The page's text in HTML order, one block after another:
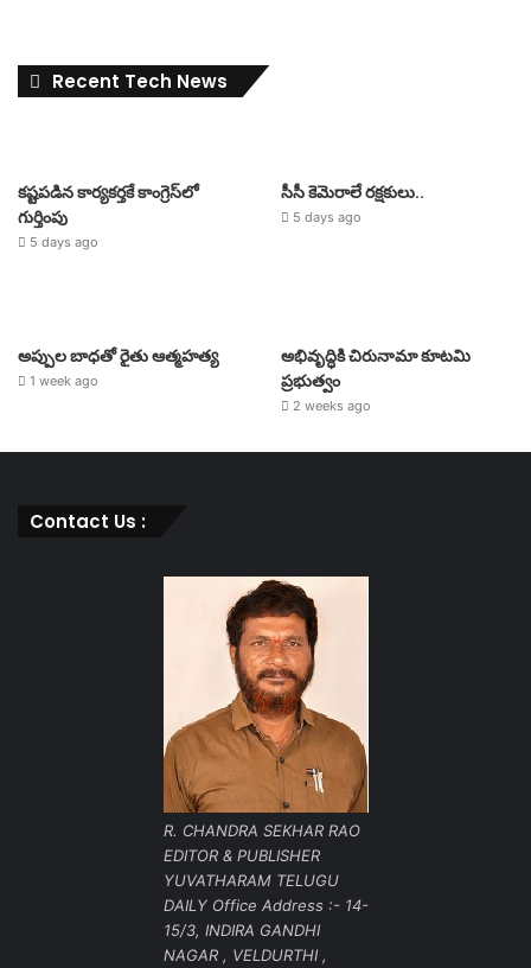
Recent Tech News
కష్టపడిన కార్యకర్తకే కాంగ్రెస్‌లో
గుర్తింపు
5 days ago
సీసీ కెమెరాలే రక్షకులు..
5 days ago
అప్పుల బాధతో రైతు ఆత్మహత్య
1 week ago
అభివృద్ధికి చిరునామా కూటమి
ప్రభుత్వం
2 weeks ago
Contact Us :
R. CHANDRA SEKHAR RAO
EDITOR & PUBLISHER
YUVATHARAM TELUGU
DAILY Office Address :- 14-
15/3, INDIRA GANDHI
NAGAR , VELDURTHI ,